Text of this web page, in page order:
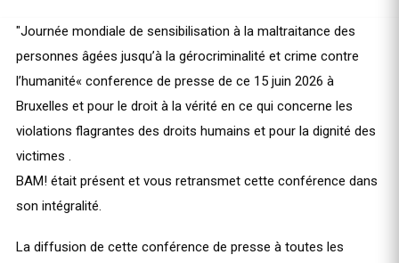
"Journée mondiale de sensibilisation à la maltraitance des
personnes âgées jusqu’à la gérocriminalité et crime contre
l’humanité« conference de presse de ce 15 juin 2026 à
Bruxelles et pour le droit à la vérité en ce qui concerne les
violations flagrantes des droits humains
victimes .
BAM! était présent et vous retransmet cette conférence dans
son intégralité.
La diffusion de cette conférence de presse à toutes les